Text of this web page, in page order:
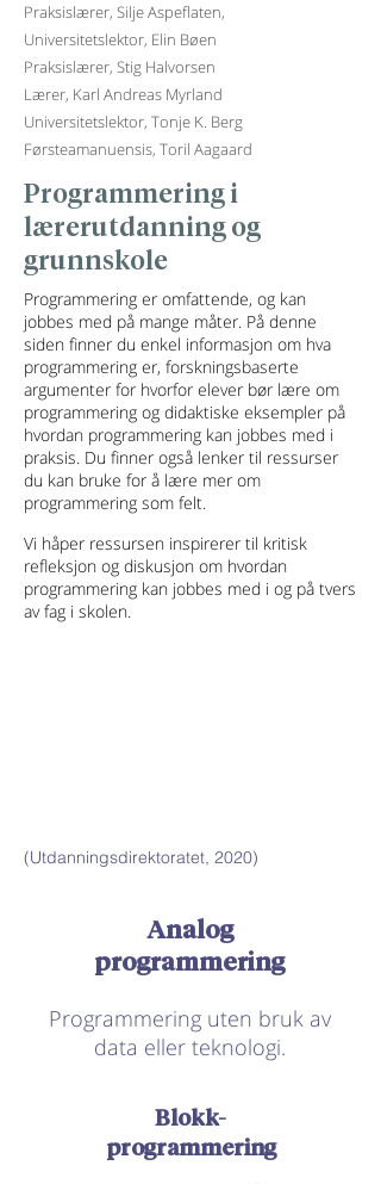
Praksislærer, Silje Aspeflaten,
Universitetslektor, Elin Bøen
Praksislærer, Stig Halvorsen
Lærer, Karl Andreas Myrland
Universitetslektor, Tonje K. Berg
Førsteamanuensis, Toril Aagaard
Programmering i
lærerutdanning og
grunnskole
Programmering er omfattende, og kan
jobbes med på mange måter. På denne
siden finner du enkel informasjon om hva
programmering er, forskningsbaserte
argumenter for hvorfor elever bør lære om
programmering og didaktiske eksempler på
hvordan programmering kan jobbes med i
praksis. Du finner også lenker til ressurser
du kan bruke for å lære mer om
programmering som felt.
Vi håper ressursen inspirerer til kritisk
refleksjon og diskusjon om hvordan
programmering kan jobbes med i og på tvers
av fag i skolen.
(Utdanningsdirektoratet, 2020)
Analog
programmering
Programmering uten bruk av
data eller teknologi.
Blokk-
programmering